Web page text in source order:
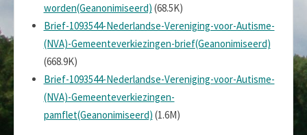
worden(Geanonimiseerd) (68.5K)
Brief-1093544-Nederlandse-Vereniging-voor-Autisme-
(NVA)-Gemeenteverkiezingen-brief(Geanonimiseerd)
(668.9K)
Brief-1093544-Nederlandse-Vereniging-voor-Autisme-
(NVA)-Gemeenteverkiezingen-
pamflet(Geanonimiseerd) (1.6M)